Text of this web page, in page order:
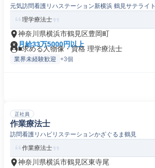
元気訪問看護リハステーション新横浜 鶴見サテライト
理学療法士
神奈川県横浜市鶴見区豊岡町
月給33万5000円以上
■求める人物像・資格 理学療法士
業界未経験歓迎 +3個
正社員
作業療法士
訪問看護リハビリステーションかざぐるま鶴見
作業療法士
神奈川県横浜市鶴見区東寺尾